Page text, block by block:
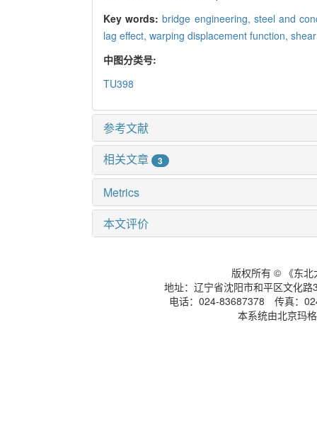
Key words:bridge engineering, steel and
lag effect, warping displacement function,
中图分类号:
TU398
参考文献
相关文章
3
Metrics
本文评价
版权所有 © 《东北
地址：辽宁省沈阳市和平区文化
电话：024-83687378 传真：
本系统由北京玛